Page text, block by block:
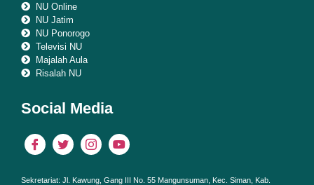
NU Online
NU Jatim
NU Ponorogo
Televisi NU
Majalah Aula
Risalah NU
Social Media
Sekretariat: Jl. Kawung, Gang III No. 55 Mangunsuman, Kec. Siman, Kab.